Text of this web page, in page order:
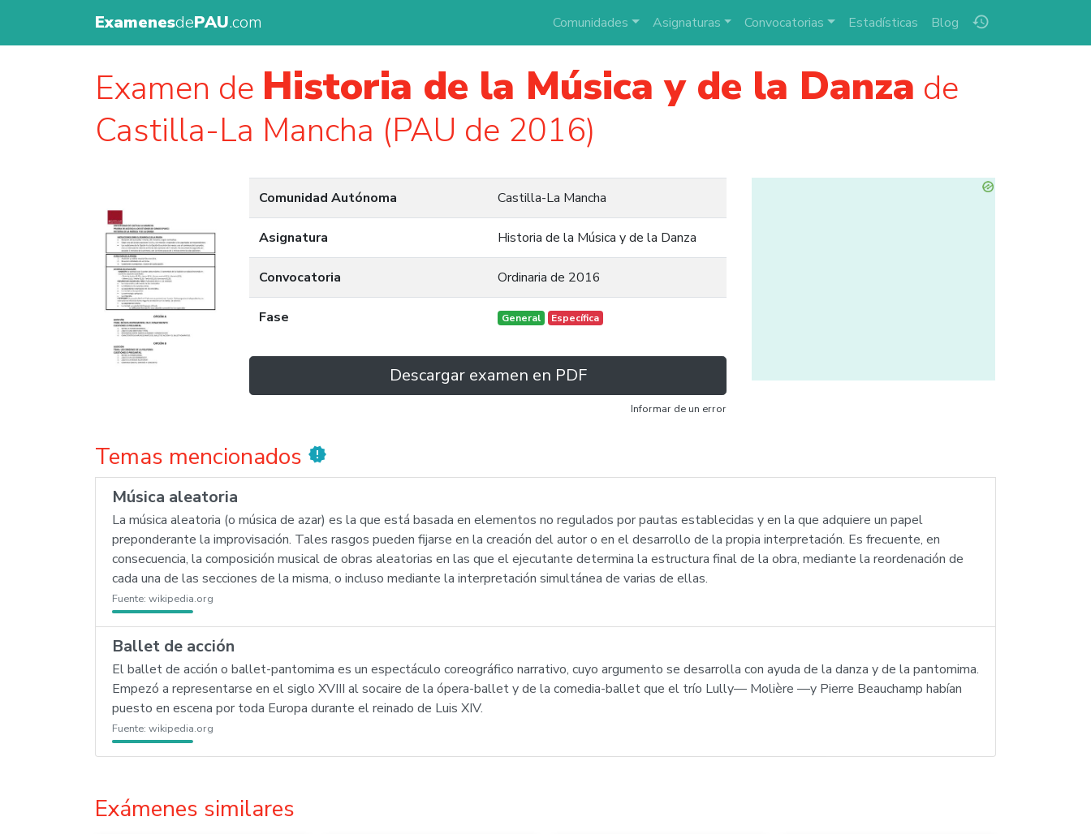
ExamenesdePAU.com history
Comunidades Asignaturas Convocatorias Estadísticas Blog
Examen de Historia de la Música y de la Danza de
Castilla-La Mancha (PAU de 2016)
Comunidad Autónoma Castilla-La Mancha
Asignatura Historia de la Música y de la Danza
Convocatoria Ordinaria de 2016
Fase General Específica
Descargar examen en PDF
Informar de un error
Temas mencionados new_releases
Música aleatoria
La música aleatoria (o música de azar) es la que está basada en elementos no regulados por pautas establecidas y en la que adquiere un papel
preponderante la improvisación. Tales rasgos pueden fijarse en la creación del autor o en el desarrollo de la propia interpretación. Es frecuente, en
consecuencia, la composición musical de obras aleatorias en las que el ejecutante determina la estructura final de la obra, mediante la reordenación de
cada una de las secciones de la misma, o incluso mediante la interpretación simultánea de varias de ellas.
Fuente: wikipedia.org
Ballet de acción
El ballet de acción o ballet-pantomima es un espectáculo coreográfico narrativo, cuyo argumento se desarrolla con ayuda de la danza y de la pantomima.
Empezó a representarse en el siglo XVIII al socaire de la ópera-ballet y de la comedia-ballet que el trío Lully— Molière —y Pierre Beauchamp habían
puesto en escena por toda Europa durante el reinado de Luis XIV.
Fuente: wikipedia.org
Exámenes similares